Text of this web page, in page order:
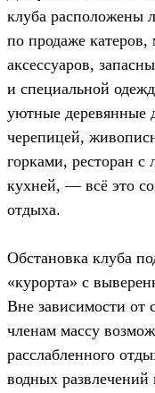
клуба расположены
по продаже катеров,
аксессуаров,
и специальной
уютные деревянные
черепицей,
горками, ресторан с
кухней, — всё это
отдыха.
Обстановка клуба
«курорта» с
Вне зависимости от
членам массу
расслабленного
водных